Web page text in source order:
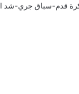
النشاط عدة فقرات رياضية